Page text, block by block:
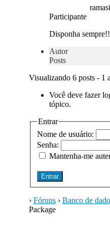
Participante
Disponha
Autor
Posts
Visualizando 6 posts - 1
Você deve fazer
tópico.
Entrar
Nome de usuário:
Senha:
Mantenha-me
Entrar
› Fóruns › Banco de
Package